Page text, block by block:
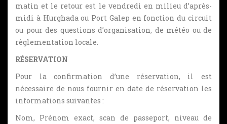
matin et le retour est le vendredi en milieu d’après-
midi à Hurghada ou Port Galep en fonction du circuit
ou pour des questions d’organisation, de météo ou de
règlementation locale.
RÉSERVATION
Pour la confirmation d’une réservation, il est
nécessaire de nous fournir en date de réservation les
informations suivantes :
Nom, Prénom exact, scan de passeport, niveau de